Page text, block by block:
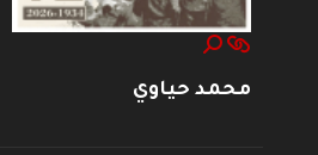
محمد حياوي